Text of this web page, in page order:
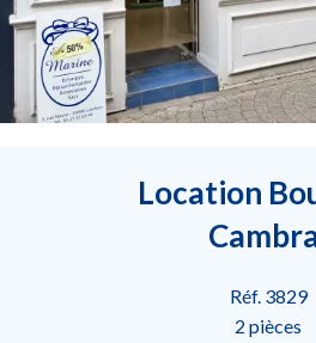
Location
Réf. 3829
2 pièces